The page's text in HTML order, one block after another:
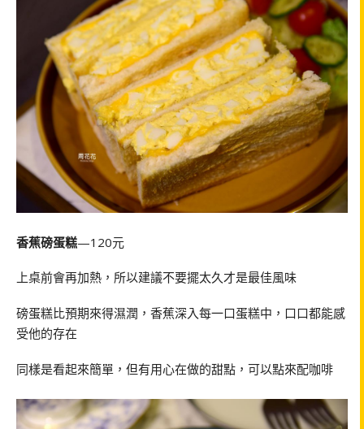
香蕉磅蛋糕—120元
上桌前會再加熱，所以建議不要擺太久才是最佳風味
磅蛋糕比預期來得濕潤，香蕉深入每一口蛋糕中，口口都能感
受他的存在
同樣是看起來簡單，但有用心在做的甜點，可以點來配咖啡